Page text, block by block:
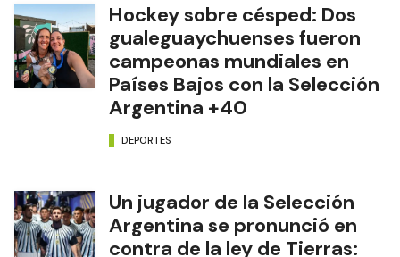
Hockey sobre césped: Dos
gualeguaychuenses fueron
campeonas mundiales en
Países Bajos con la Selección
Argentina +40
DEPORTES
Un jugador de la Selección
Argentina se pronunció en
contra de la ley de Tierras: